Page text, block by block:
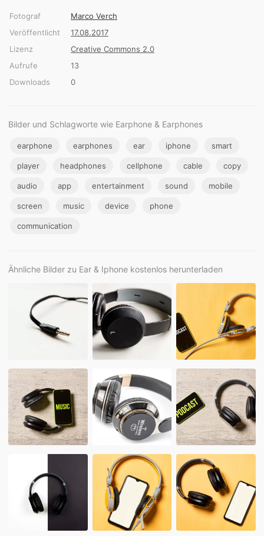
Fotograf
Marco Verch
Veröffentlicht
17.08.2017
Lizenz
Creative Commons 2.0
Aufrufe
13
Downloads
0
Bilder und Schlagworte wie Earphone & Earphones
earphone earphones ear iphone smart
player headphones cellphone cable copy
audio app entertainment sound mobile
screen music device phone
communication
Ähnliche Bilder zu Ear & Iphone kostenlos herunterladen